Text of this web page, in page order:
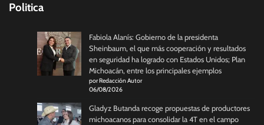
Politica
Fabiola Alanís: Gobierno de la presidenta
Sheinbaum, el que más cooperación y resultados
en seguridad ha logrado con Estados Unidos; Plan
Michoacán, entre los principales ejemplos
por Redacción Autor
06/08/2026
Gladyz Butanda recoge propuestas de productores
michoacanos para consolidar la 4T en el campo